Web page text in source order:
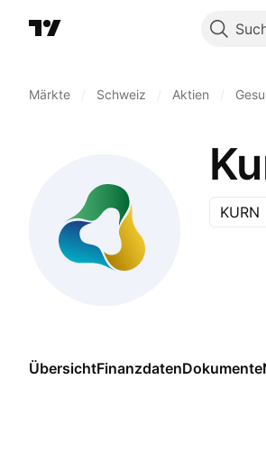
Märkte Schweiz Aktien
KURN
ÜbersichtFinanzdatenDokumente